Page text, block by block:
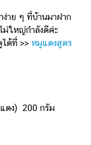
าย ๆ ที่บ้านมาฝาก
ม่ใหญ่กำลังดีค่ะ
ได้ที่ >> หมูแดงสูตร
ดง) 200 กรัม